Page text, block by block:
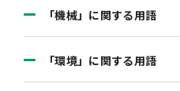
「機械」に関する用語
「環境」に関する用語